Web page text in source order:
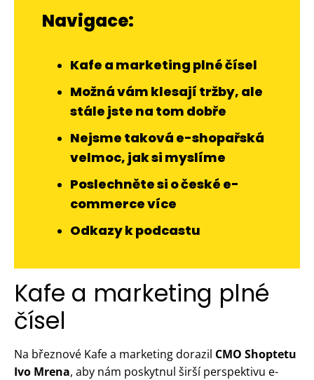
Navigace:
Kafe a marketing plné čísel
Možná vám klesají tržby, ale
stále jste na tom dobře
Nejsme taková e-shopařská
velmoc, jak si myslíme
Poslechněte si o české e-
commerce více
Odkazy k podcastu
Kafe a marketing plné
čísel
Na březnové Kafe a marketing dorazil CMO Shoptetu
Ivo Mrena, aby nám poskytnul širší perspektivu e-